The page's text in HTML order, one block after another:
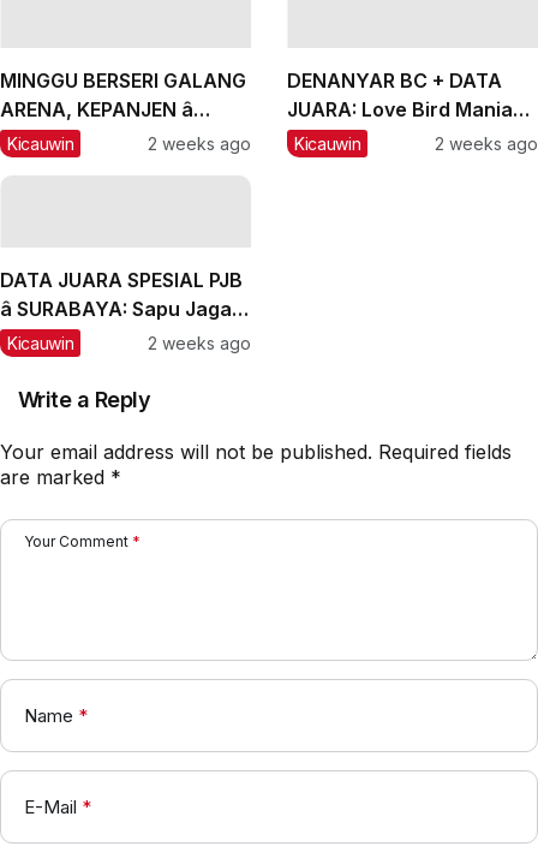
MINGGU BERSERI GALANG
ARENA, KEPANJEN â
MALANG, #2: CH Lexus
Kicauwin 2 weeks ago
DENANYAR BC + DATA
JUARA: Love Bird Mania
Incar Piala Mandor
Kicauwin 2 weeks ago
DATA JUARA SPESIAL PJB
â SURABAYA: Sapu Jagad
Nyaris Meraih Hatrik
Kicauwin 2 weeks ago
Write a Reply
Your email address will not be published. Required fields
are marked *
Your Comment *
Name *
E-Mail *